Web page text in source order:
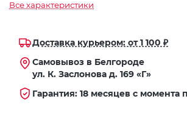
Все характеристики
Доставка курьером: от 1 100 ₽
Самовывоз в Белгороде
ул. К. Заслонова д. 169 «Г»
Гарантия: 18 месяцев с момента